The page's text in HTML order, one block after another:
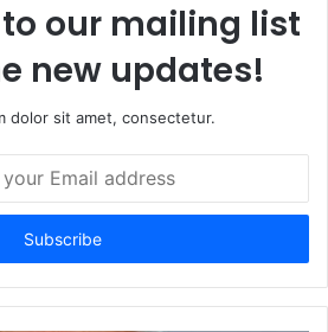
our mailing list
new updates!
dolor sit amet, consectetur.